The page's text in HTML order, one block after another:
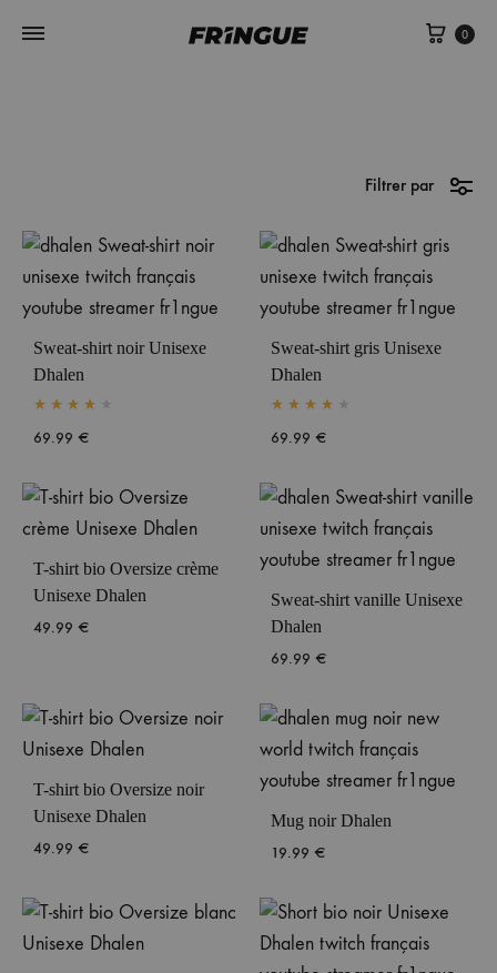
0
Filtrer par
Sweat-shirt noir Unisexe
Dhalen
69.99 €
Sweat-shirt gris Unisexe
Dhalen
69.99 €
T-shirt bio Oversize crème
Unisexe Dhalen
49.99 €
Sweat-shirt vanille Unisexe
Dhalen
69.99 €
T-shirt bio Oversize noir
Unisexe Dhalen
49.99 €
Mug noir Dhalen
19.99 €